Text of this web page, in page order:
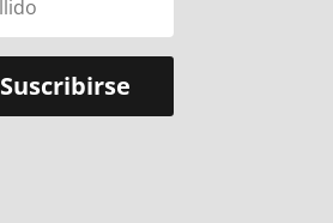
Suscribirse